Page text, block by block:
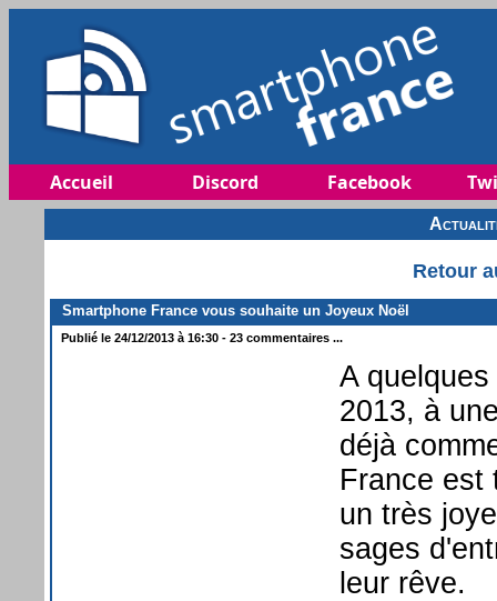
Accueil Discord Facebook
Retour
Smartphone France vous souhaite un Joyeux Noël
Publié le 24/12/2013 à 16:30 - 23 commentaires ...
A
2013, à
déjà
France est
un très
sages
leur rêve.